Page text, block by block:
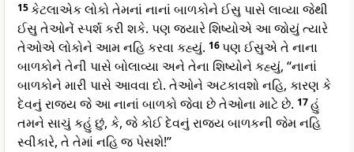
15કેટલાએક લોકો તેમનાં નાનાં બાળકોને ઈસુ પાસે લાવ્યા જેથી
ઈસુ તેઓનેં સ્પર્શ કરી શકે. પણ જ્યારે શિષ્યોએ આ જોયું ત્યારે
તેઓએ લોકોને આમ નહિ કરવા કહ્યું. 16પણ ઈસુએ તે નાના
બાળકોને તેની પાસે બોલાવ્યા અને તેના શિષ્યોને કહ્યું, “નાનાં
બાળકોને મારી પાસે આવવા દો. તેઓને અટકાવશો નહિ, કારણ કે
દેવનું રાજ્ય જે આ નાનાં બાળકો જેવા છે તેઓના માટે છે. 17હું
તમને સાચું કહું છું, કે, જે કોઈ દેવનું રાજ્ય બાળકની જેમ નહિ
સ્વીકારે, તે તેમાં નહિ જ પેસશે!”